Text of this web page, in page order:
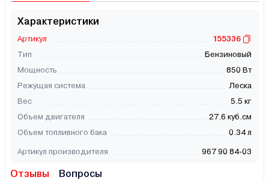
Характеристики
Артикул
155336
Тип
Бензиновый
Мощность
850 Вт
Режущая система
Леска
Вес
5.5 кг
Объем двигателя
27.6 куб.см
Объем топливного бака
0.34 л
Артикул производителя 967 90 84-03
Отзывы Вопросы